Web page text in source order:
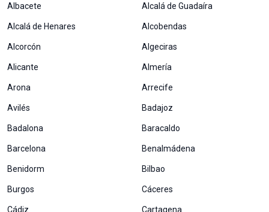
Albacete Alcalá de Guadaíra
Alcalá de Henares Alcobendas
Alcorcón Algeciras
Alicante Almería
Arona Arrecife
Avilés Badajoz
Badalona Baracaldo
Barcelona Benalmádena
Benidorm Bilbao
Burgos Cáceres
Cádiz Cartagena